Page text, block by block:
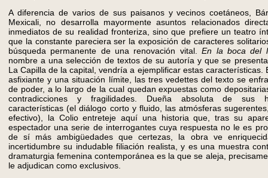
A diferencia de varios de sus paisanos y vecinos coetáneos,
Mexicali, no desarrolla mayormente asuntos relacionados
inmediatos de su realidad fronteriza, sino que prefiere un teatro
que la constante pareciera ser la exposición de caracteres
búsqueda permanente de una renovación vital.En la boca del
nombre a una selección de textos de su autoría y que se
La Capilla de la capital, vendría a ejemplificar estas características.
asfixiante y una situación límite, las tres vedettes del texto se
de poder, a lo largo de la cual quedan expuestas como
contradicciones y fragilidades. Dueña absoluta de sus
características (el diálogo corto y fluido, las atmósferas
efectivo), la Colio entreteje aquí una historia que, tras su
espectador una serie de interrogantes cuya respuesta no le es
de sí más ambigüedades que certezas, la obra ve
incertidumbre su indudable filiación realista, y es una muestra
dramaturgia femenina contemporánea es la que se aleja,
le adjudican como exclusivos.